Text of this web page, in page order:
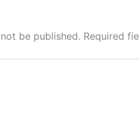
be published. Required